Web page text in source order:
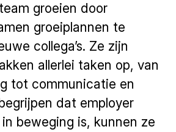
groeien door
groeiplannen te
collega’s. Ze zijn
allerlei taken op, van
tot communicatie en
dat employer
beweging is, kunnen ze